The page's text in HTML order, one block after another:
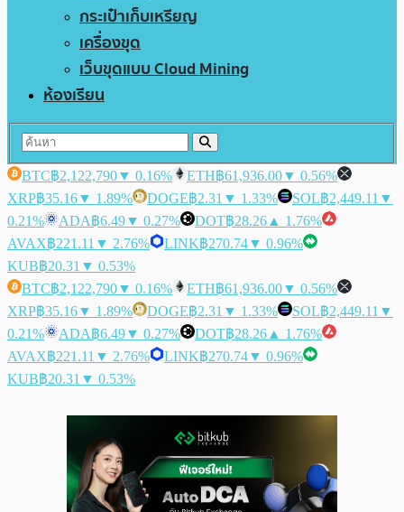
กระเป๋าเก็บเหรียญ
เครื่องขุด
เว็บขุดแบบ Cloud Mining
ห้องเรียน
BTC฿2,122,790▼ 0.16% ETH฿61,936.00▼ 0.56%
XRP฿35.16▼ 1.89% DOGE฿2.31 ▼ 1.33% SOL฿2,449.11 ▼
0.21%
ADA฿6.49▼ 0.27% DOT฿28.26 ▲ 1.76%
AVAX฿221.11 ▼ 2.76% LINK฿270.74▼ 0.96%
KUB฿20.31 ▼ 0.53%
BTC฿2,122,790▼ 0.16% ETH฿61,936.00▼ 0.56%
XRP฿35.16▼ 1.89% DOGE฿2.31 ▼ 1.33% SOL฿2,449.11 ▼
0.21%
ADA฿6.49▼ 0.27% DOT฿28.26 ▲ 1.76%
AVAX฿221.11 ▼ 2.76% LINK฿270.74▼ 0.96%
KUB฿20.31 ▼ 0.53%